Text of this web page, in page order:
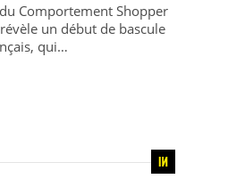
Comportement Shopper
un début de bascule
qui…